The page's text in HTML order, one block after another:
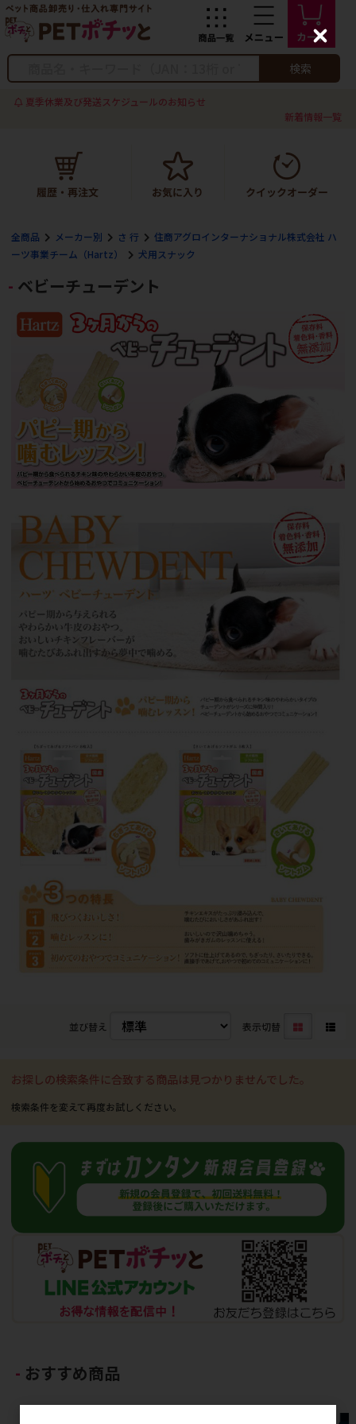
検索
夏季休業及び発送スケジュールのお知らせ
新着情報一覧
全商品 メーカー別 さ 行
住商アグロインターナショナル株式会社 ハ
ーツ事業チーム（Hartz）
犬用スナック
ベビーチューデント
並び替え 表示切替
お探しの検索条件に合致する商品は見つかりませんでした。
おすすめ商品
C
l
s